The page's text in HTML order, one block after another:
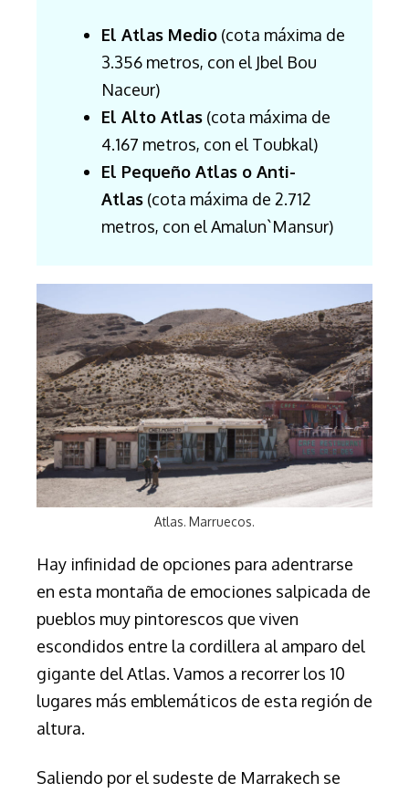
El Atlas Medio (cota máxima de
3.356 metros, con el Jbel Bou
Naceur)
El Alto Atlas (cota máxima de
4.167 metros, con el Toubkal)
El Pequeño Atlas o Anti-
Atlas (cota máxima de 2.712
metros, con el Amalun`Mansur)
Atlas. Marruecos.
Hay infinidad de opciones para adentrarse
en esta montaña de emociones salpicada de
pueblos muy pintorescos que viven
escondidos entre la cordillera al amparo del
gigante del Atlas. Vamos a recorrer los 10
lugares más emblemáticos de esta región de
altura.
Saliendo por el sudeste de Marrakech se